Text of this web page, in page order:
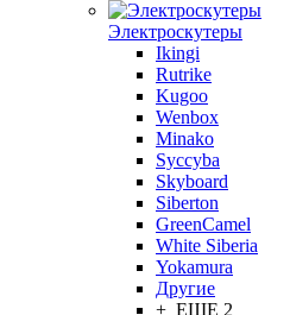
Электроскутеры
Ikingi
Rutrike
Kugoo
Wenbox
Minako
Syccyba
Skyboard
Siberton
GreenCamel
White Siberia
Yokamura
Другие
+ ЕЩЕ 2